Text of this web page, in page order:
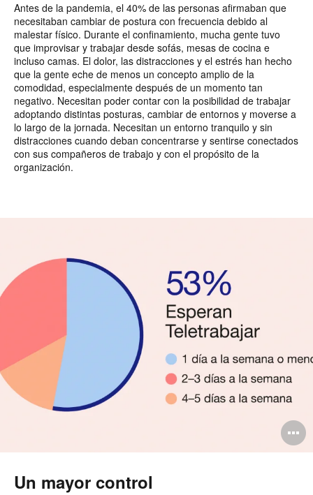
Antes de la pandemia, el 40% de las personas afirmaban que
necesitaban cambiar de postura con frecuencia debido al
malestar físico. Durante el confinamiento, mucha gente tuvo
que improvisar y trabajar desde sofás, mesas de cocina e
incluso camas. El dolor, las distracciones y el estrés han hecho
que la gente eche de menos un concepto amplio de la
comodidad, especialmente después de un momento tan
negativo. Necesitan poder contar con la posibilidad de trabajar
adoptando distintas posturas, cambiar de entornos y moverse a
lo largo de la jornada. Necesitan un entorno tranquilo y sin
distracciones cuando deban concentrarse y sentirse conectados
con sus compañeros de trabajo y con el propósito de la
organización.
Un mayor control